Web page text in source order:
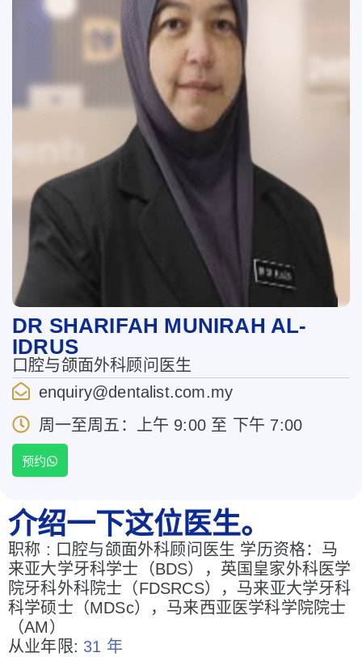
DR SHARIFAH MUNIRAH AL-
IDRUS
口腔与颌面外科顾问医生
enquiry@dentalist.com.my
周一至周五：上午 9:00 至 下午 7:00
预约
介绍一下这位医生。
职称 : 口腔与颌面外科顾问医生 学历资格：马
来亚大学牙科学士（BDS），英国皇家外科医学
院牙科外科院士（FDSRCS），马来亚大学牙科
科学硕士（MDSc），马来西亚医学科学院院士
（AM）
从业年限: 31 年